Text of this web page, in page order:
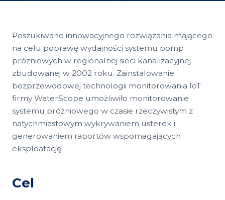
Poszukiwano innowacyjnego rozwiązania mającego
na celu poprawę wydajności systemu pomp
próżniowych w regionalnej sieci kanalizacyjnej
zbudowanej w 2002 roku. Zainstalowanie
bezprzewodowej technologii monitorowania IoT
firmy WaterScope umożliwiło monitorowanie
systemu próżniowego w czasie rzeczywistym z
natychmiastowym wykrywaniem usterek i
generowaniem raportów wspomagających
eksploatację.
Cel